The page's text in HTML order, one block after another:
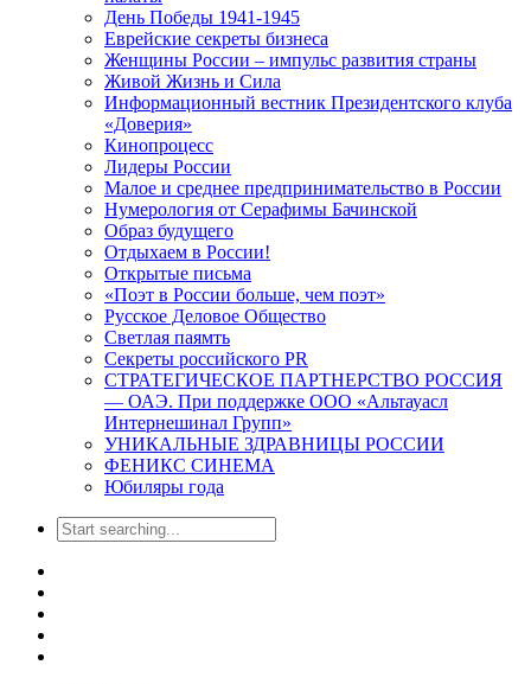
День Победы 1941-1945
Еврейские секреты бизнеса
Женщины России – импульс развития страны
Живой Жизнь и Сила
Информационный вестник Президентского клуба
«Доверия»
Кинопроцесс
Лидеры России
Малое и среднее предпринимательство в России
Нумерология от Серафимы Бачинской
Образ будущего
Отдыхаем в России!
Открытые письма
«Поэт в России больше, чем поэт»
Русское Деловое Общество
Светлая паямть
Секреты российского PR
СТРАТЕГИЧЕСКОЕ ПАРТНЕРСТВО РОССИЯ
— ОАЭ. При поддержке ООО «Альтауасл
Интернешинал Групп»
УНИКАЛЬНЫЕ ЗДРАВНИЦЫ РОССИИ
ФЕНИКС СИНЕМА
Юбиляры года